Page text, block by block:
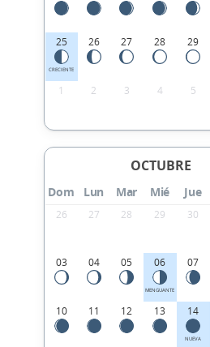
25
CRECIENTE
26 27 28 29
1 2 3 4 5
OCTUBRE
Dom Lun Mar Mié Jue
26 27 28 29 30
03 04 05 06
MENGUANTE
07
10 11 12 13 14
NUEVA